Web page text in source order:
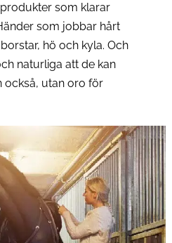
som klarar
som jobbar hårt
hö och kyla. Och
naturliga att de kan
också, utan oro för